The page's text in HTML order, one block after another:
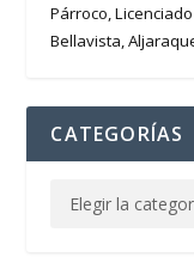
Párroco,
Bellavista,
CATEGORÍAS